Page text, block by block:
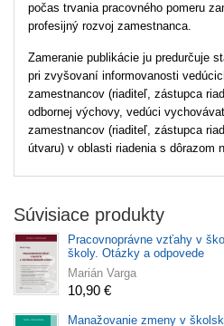
počas trvania pracovného pomeru
profesijný rozvoj zamestnanca.
Zameranie publikácie ju predurčuje
pri zvyšovaní informovanosti
zamestnancov (riaditeľ, zástupca
odbornej výchovy, vedúci
zamestnancov (riaditeľ, zástupca
útvaru) v oblasti riadenia s dôrazom
Súvisiace produkty
Pracovnoprávne vzťahy v
školy. Otázky a odpovede
Marián Varga
10,90 €
Manažovanie zmeny v